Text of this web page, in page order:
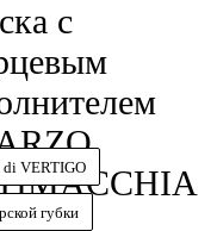
di VERTIGO
губки
с